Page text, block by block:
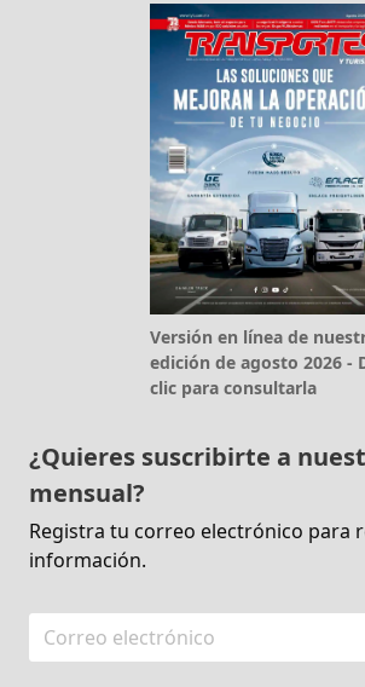
Versión en línea de
edición de agosto 2026 -
clic para consultarla
¿Quieres suscribirte a
mensual?
Registra tu correo electrónico para
información.